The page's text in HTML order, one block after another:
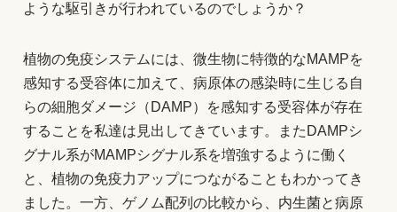
ような駆引きが行われているのでしょうか？
植物の免疫システムには、微生物に特徴的なMAMPを
感知する受容体に加えて、病原体の感染時に生じる自
らの細胞ダメージ（DAMP）を感知する受容体が存在
することを私達は見出してきています。またDAMPシ
グナル系がMAMPシグナル系を増強するように働く
と、植物の免疫力アップにつながることもわかってき
ました。一方、ゲノム配列の比較から、内生菌と病原